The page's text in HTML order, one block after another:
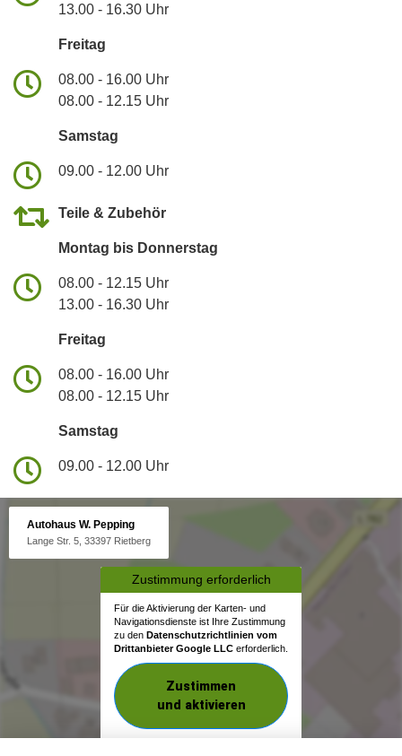
13.00 - 16.30 Uhr
Freitag
08.00 - 16.00 Uhr
08.00 - 12.15 Uhr
Samstag
09.00 - 12.00 Uhr
Teile & Zubehör
Montag bis Donnerstag
08.00 - 12.15 Uhr
13.00 - 16.30 Uhr
Freitag
08.00 - 16.00 Uhr
08.00 - 12.15 Uhr
Samstag
09.00 - 12.00 Uhr
Autohaus W. Pepping
Lange Str. 5, 33397 Rietberg
Zustimmung erforderlich
Für die Aktivierung der Karten- und
Navigationsdienste ist Ihre Zustimmung
zu den Datenschutzrichtlinien vom
Drittanbieter Google LLC erforderlich.
Zustimmen
und aktivieren